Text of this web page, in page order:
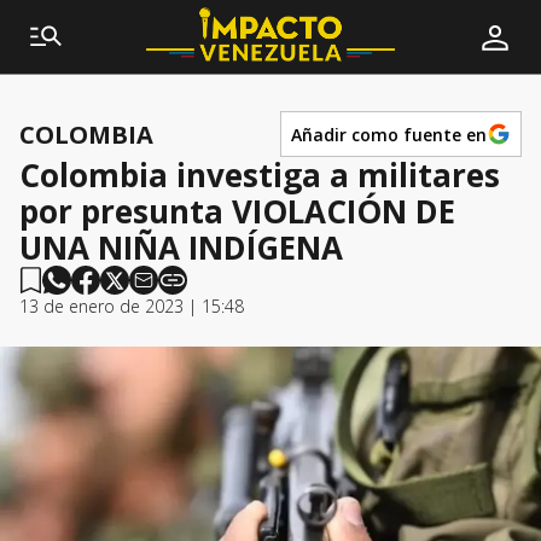
COLOMBIA Añadir como fuente en
Colombia investiga a militares
por presunta VIOLACIÓN DE
UNA NIÑA INDÍGENA
13 de enero de 2023 | 15:48